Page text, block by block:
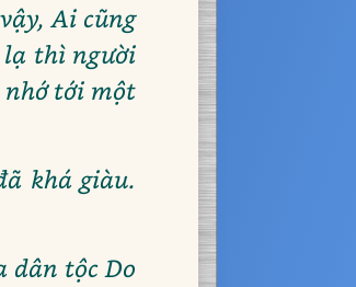
Ai cũng
lạ thì người
nhớ tới một
khá giàu.
dân tộc Do